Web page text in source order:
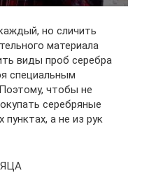
но сличить
материала
виды проб серебра
специальным
чтобы не
серебряные
а не из рук